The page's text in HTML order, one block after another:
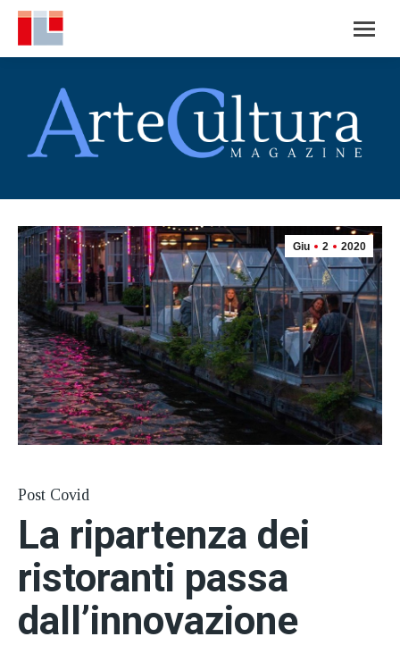
Giu 2 2020
Post Covid
La ripartenza dei
ristoranti passa
dall’innovazione